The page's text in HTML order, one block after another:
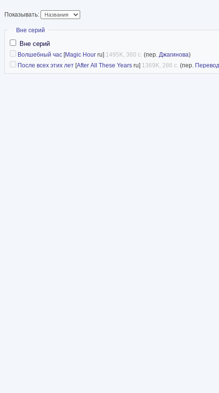
Показывать:
Скрыть
Вне серий
Вне серий
Волшебный час [Magic Hour ru] 1495K, 360 с. (пер. Джагинова)
После всех этих лет [After All These Years ru] 1369K, 286 с. (пер.